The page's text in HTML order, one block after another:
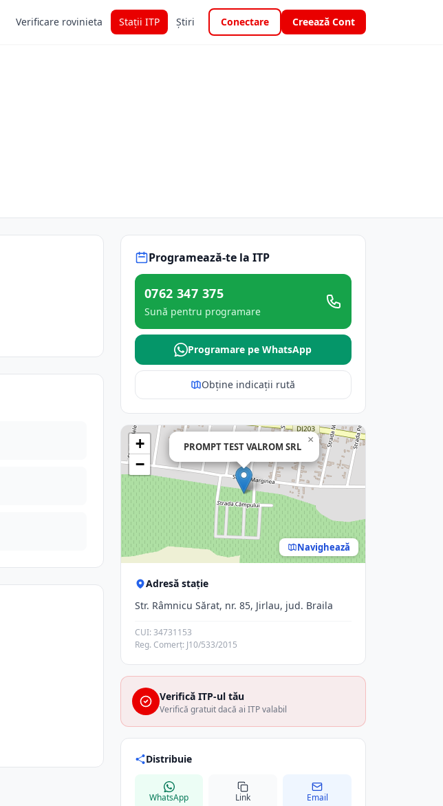
Verificare rovinieta Stații ITP Știri Conectare Creează Cont
Programează-te la ITP
0762 347 375
Sună pentru programare
Programare pe WhatsApp
Obține indicații rută
PROMPT TEST VALROM SRL
×
+
−
Navighează
Adresă stație
Str. Râmnicu Sărat, nr. 85, Jirlau, jud. Braila
CUI: 34731153
Reg. Comerț: J10/533/2015
Verifică ITP-ul tău
Verifică gratuit dacă ai ITP valabil
Distribuie
WhatsApp Link Email